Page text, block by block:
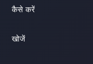
कैसे करें
खोजें